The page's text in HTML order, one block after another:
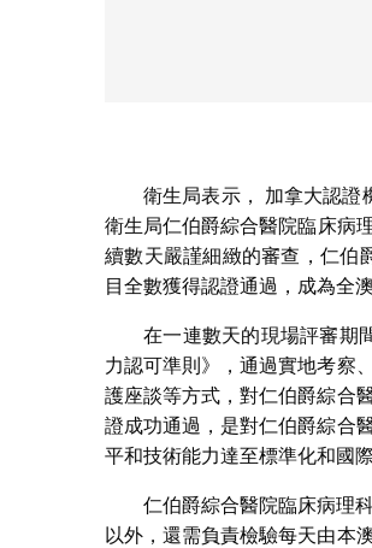
衛生局表示， 加拿大認證
衛生局仁伯爵綜合醫院臨床病
續數天嚴謹細緻的審查，仁伯
目全數獲得認證通過，成為全
在一連數天的現場評審期
力認可準則》，通過實地考察
護座談等方式，對仁伯爵綜合
證成功通過，是對仁伯爵綜合
平和技術能力達至標準化和國際
仁伯爵綜合醫院臨床病理
以外，還需負責檢驗每天由本